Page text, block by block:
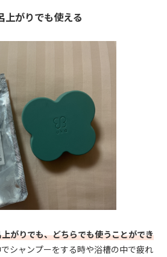
上がりでも使える
がりでも、どちらでも使うことができ
シャンプーをする時や浴槽の中で疲れ